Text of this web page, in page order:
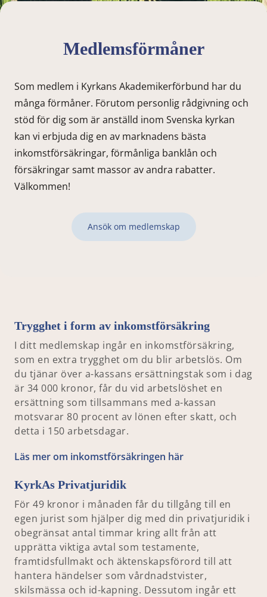
Medlems­förmåner
Som medlem i Kyrkans Akademikerförbund har du
många förmåner. Förutom personlig rådgivning och
stöd för dig som är anställd inom Svenska kyrkan
kan vi erbjuda dig en av marknadens bästa
inkomstförsäkringar, förmånliga banklån och
försäkringar samt massor av andra rabatter.
Välkommen!
Ansök om medlemskap
Trygghet i form av inkomstförsäkring
I ditt medlemskap ingår en inkomstförsäkring,
som en extra trygghet om du blir arbetslös. Om
du tjänar över a-kassans ersättningstak som i dag
är 34 000 kronor, får du vid arbetslöshet en
ersättning som tillsammans med a-kassan
motsvarar 80 procent av lönen efter skatt, och
detta i 150 arbetsdagar.
Läs mer om inkomstförsäkringen här
KyrkAs Privatjuridik
För 49 kronor i månaden får du tillgång till en
egen jurist som hjälper dig med din privatjuridik i
obegränsat antal timmar kring allt från att
upprätta viktiga avtal som testamente,
framtidsfullmakt och äktenskapsförord till att
hantera händelser som vårdnadstvister,
skilsmässa och id-kapning. Dessutom ingår ett